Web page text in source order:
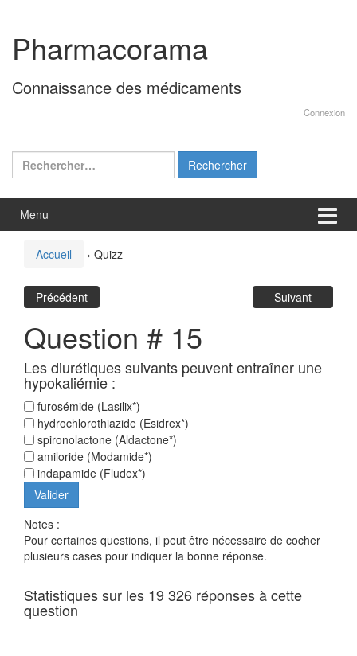
contenu
menu
principal
Pharmacorama
Connaissance des médicaments
Connexion
Rechercher :
Menu
Accueil › Quizz
Précédent Suivant
Question # 15
Les diurétiques suivants peuvent entraîner une
hypokaliémie :
furosémide (Lasilix*)
hydrochlorothiazide (Esidrex*)
spironolactone (Aldactone*)
amiloride (Modamide*)
indapamide (Fludex*)
Notes :
Pour certaines questions, il peut être nécessaire de cocher
plusieurs cases pour indiquer la bonne réponse.
Statistiques sur les 19 326 réponses à cette
question